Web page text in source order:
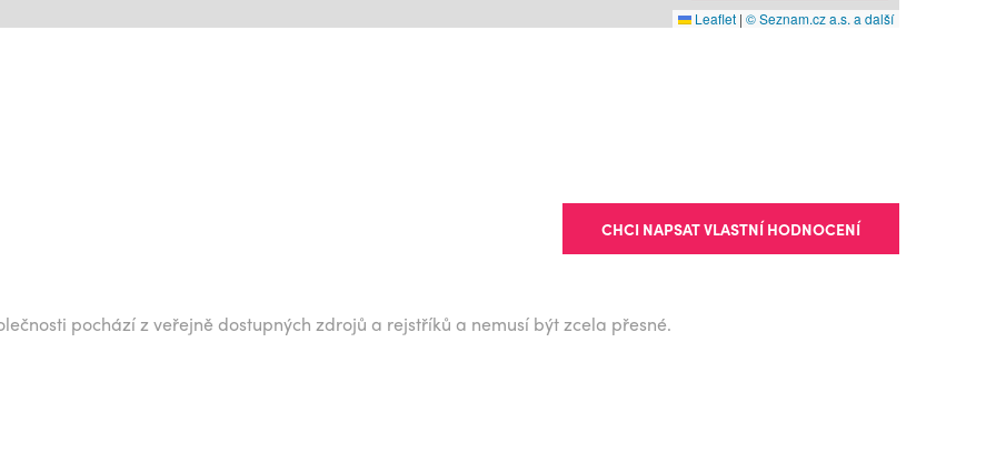
Leaflet | © Seznam.cz a.s. a další
CHCI NAPSAT VLASTNÍ HODNOCENÍ
pochází z veřejně dostupných zdrojů a rejstříků a nemusí být zcela přesné.